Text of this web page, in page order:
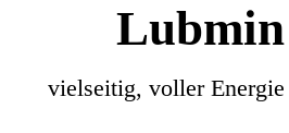
Lubmin
vielseitig, voller